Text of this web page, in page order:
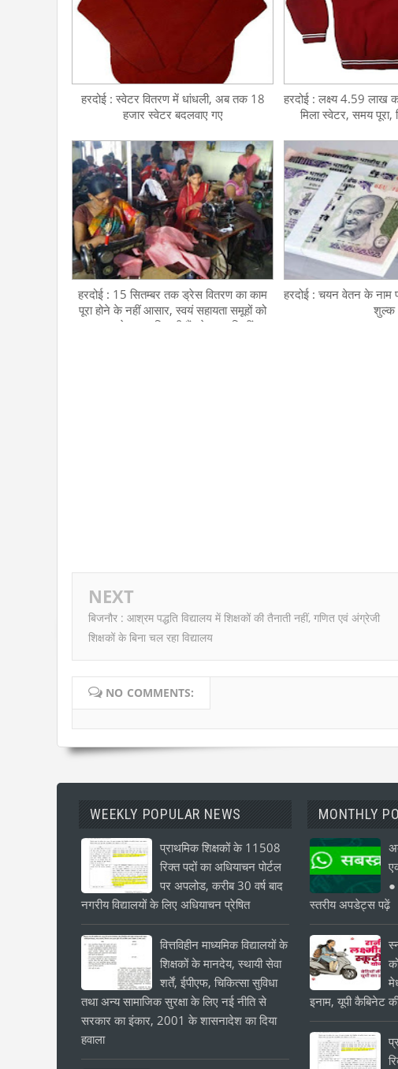
हरदोई : स्वेटर वितरण में धांधली, अब तक 18
हजार स्वेटर बदलवाए गए
हरदोई : लक्ष्य 4.59 लाख
मिला स्वेटर, समय
हरदोई : 15 सितम्बर तक ड्रेस वितरण का काम
पूरा होने के नहीं आसार, स्वयं सहायता समूहों को
चार लाख से ज्यादा सिलनी हैं ड्रेस पर सिलीं 50
हरदोई : चयन वेतन के नाम
शुल्क
NEXT
बिजनौर : आश्रम पद्धति विद्यालय में शिक्षकों की तैनाती नहीं, गणित एवं अंग्रेजी
शिक्षकों के बिना चल रहा विद्यालय
NO COMMENTS:
WEEKLY POPULAR NEWS
प्राथमिक शिक्षकों के 11508
रिक्त पदों का अधियाचन पोर्टल
पर अपलोड, करीब 30 वर्ष बाद
नगरीय विद्यालयों के लिए अधियाचन प्रेषित
वित्तविहीन माध्यमिक विद्यालयों के
शिक्षकों के मानदेय, स्थायी सेवा
शर्तें, ईपीएफ, चिकित्सा सुविधा
तथा अन्य सामाजिक सुरक्षा के लिए नई नीति से
सरकार का इंकार, 2001 के शासनादेश का दिया
हवाला
MONTHLY
स्तरीय अपडेट्स पढ़ें
इनाम, यूपी कैबिनेट